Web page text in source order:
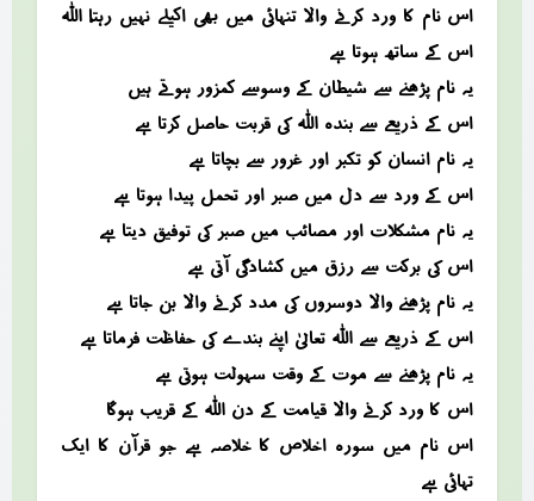
اس نام کا ورد کرنے والا تنہائی میں بھی اکیلے نہیں رہتا، اللہ
اس کے ساتھ ہوتا ہے
یہ نام پڑھنے سے شیطان کے وسوسے کمزور ہوتے ہیں
اس کے ذریعے سے بندہ اللہ کی قربت حاصل کرتا ہے
یہ نام انسان کو تکبر اور غرور سے بچاتا ہے
اس کے ورد سے دل میں صبر اور تحمل پیدا ہوتا ہے
یہ نام مشکلات اور مصائب میں صبر کی توفیق دیتا ہے
اس کی برکت سے رزق میں کشادگی آتی ہے
یہ نام پڑھنے والا دوسروں کی مدد کرنے والا بن جاتا ہے
اس کے ذریعے سے اللہ تعالیٰ اپنے بندے کی حفاظت فرماتا ہے
یہ نام پڑھنے سے موت کے وقت سہولت ہوتی ہے
اس کا ورد کرنے والا قیامت کے دن اللہ کے قریب ہوگا
اس نام میں سورہ اخلاص کا خلاصہ ہے جو قرآن کا ایک
تہائی ہے